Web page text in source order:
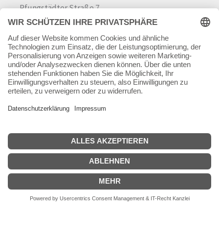
Pfungstädter Straße 7
64342 Seeheim-Jugenheim
Tel.06257 868181
Mail:info@skateshop.de
Warenkorb
Mein Konto
Copyright © 2026 skateshop.de
Informationen zur Echtheit der Bewertungen